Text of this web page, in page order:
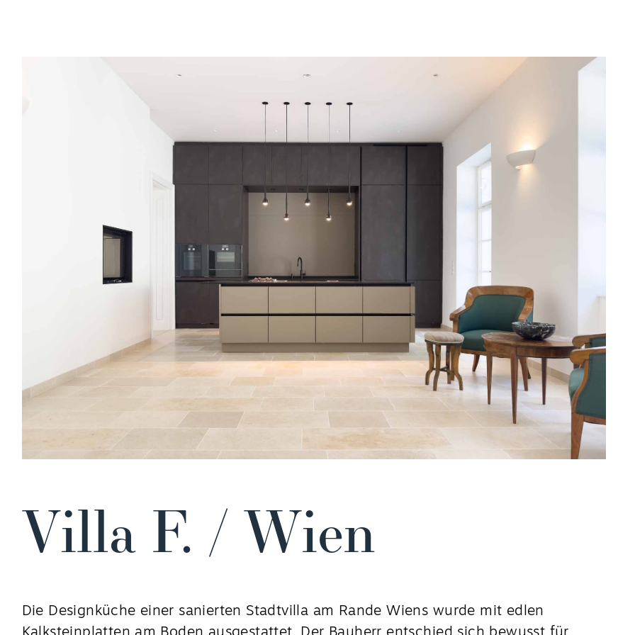
Villa F. / Wien
Die Designküche einer sanierten Stadtvilla am Rande Wiens wurde mit edlen